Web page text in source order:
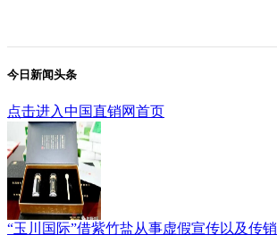
今日新闻头条
点击进入中国直销网首页
“玉川国际”借紫竹盐从事虚假宣传以及传销